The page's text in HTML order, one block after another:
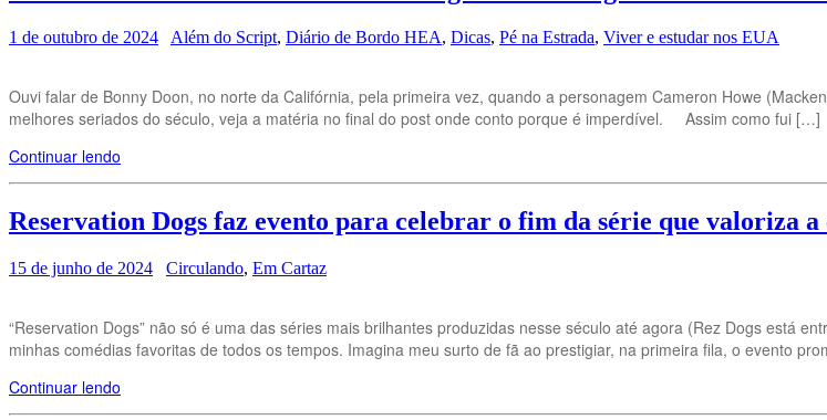
1 de outubro de 2024 Além do Script, Diário de Bordo HEA, Dicas, Pé na Estrada, Viver e estudar nos EUA
Ouvi falar de Bonny Doon, no norte da Califórnia, pela primeira vez, quando a personagem Cameron Howe
melhores seriados do século, veja a matéria no final do post onde conto porque é imperdível. Assim como fui […]
Continuar lendo
Reservation Dogs faz evento para celebrar o fim da série que valoriza
15 de junho de 2024 Circulando, Em Cartaz
“Reservation Dogs” não só é uma das séries mais brilhantes produzidas nesse século até agora (Rez Dogs está
minhas comédias favoritas de todos os tempos. Imagina meu surto de fã ao prestigiar, na primeira fila, o evento
Continuar lendo